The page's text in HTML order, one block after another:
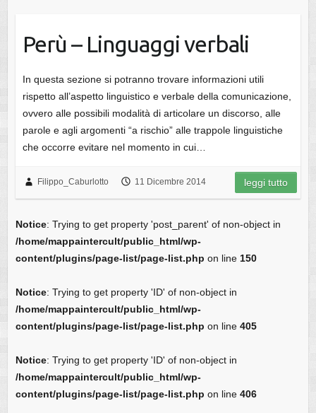
Perù – Linguaggi verbali
In questa sezione si potranno trovare informazioni utili
rispetto all’aspetto linguistico e verbale della comunicazione,
ovvero alle possibili modalità di articolare un discorso, alle
parole e agli argomenti “a rischio” alle trappole linguistiche
che occorre evitare nel momento in cui…
Filippo_Caburlotto 11 Dicembre 2014 leggi tutto
Notice: Trying to get property 'post_parent' of non-object in
/home/mappaintercult/public_html/wp-
content/plugins/page-list/page-list.php on line 150
Notice: Trying to get property 'ID' of non-object in
/home/mappaintercult/public_html/wp-
content/plugins/page-list/page-list.php on line 405
Notice: Trying to get property 'ID' of non-object in
/home/mappaintercult/public_html/wp-
content/plugins/page-list/page-list.php on line 406